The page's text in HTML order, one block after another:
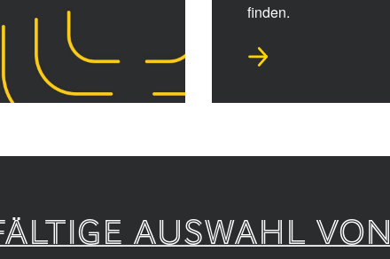
finden.
AUSWAHL